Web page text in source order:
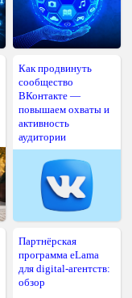
Как продвинуть
сообщество
ВКонтакте —
повышаем охваты и
активность
аудитории
Партнёрская
программа eLama
для digital-агентств:
обзор